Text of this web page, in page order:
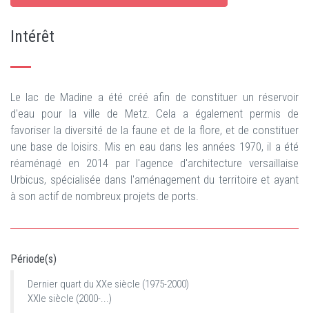
Intérêt
Le lac de Madine a été créé afin de constituer un réservoir
d'eau pour la ville de Metz. Cela a également permis de
favoriser la diversité de la faune et de la flore, et de constituer
une base de loisirs. Mis en eau dans les années 1970, il a été
réaménagé en 2014 par l'agence d'architecture versaillaise
Urbicus, spécialisée dans l'aménagement du territoire et ayant
à son actif de nombreux projets de ports.
Période(s)
Dernier quart du XXe siècle (1975-2000)
XXIe siècle (2000-...)